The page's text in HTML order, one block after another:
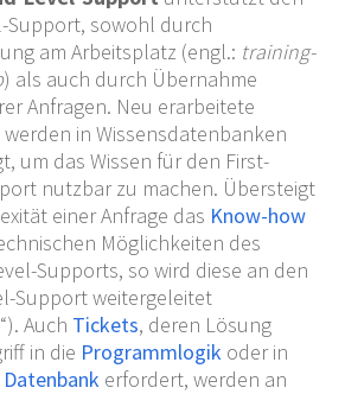
Support, sowohl durch
am Arbeitsplatz (engl.: training-
) als auch durch Übernahme
Anfragen. Neu erarbeitete
in Wissensdatenbanken
um das Wissen für den First-
nutzbar zu machen. Übersteigt
einer Anfrage das Know-how
Möglichkeiten des
Supports, so wird diese an den
Support weitergeleitet
Auch Tickets, deren Lösung
in die Programmlogik oder in
Datenbank erfordert, werden an